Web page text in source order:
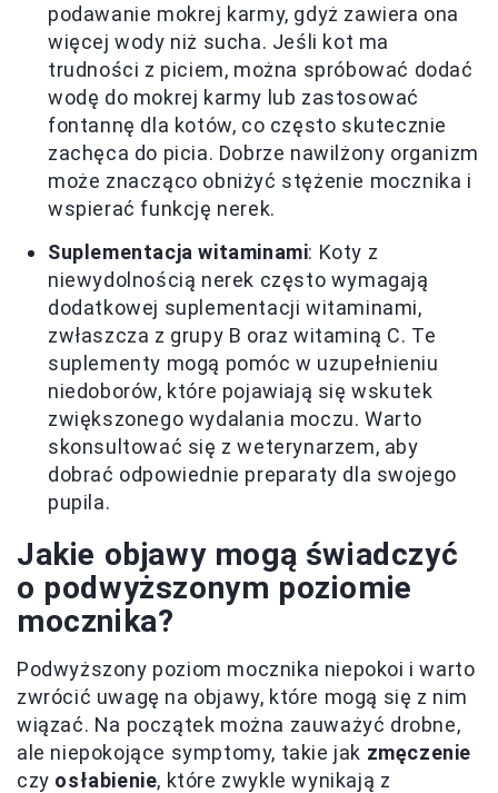
podawanie mokrej karmy, gdyż zawiera ona
więcej wody niż sucha. Jeśli kot ma
trudności z piciem, można spróbować dodać
wodę do mokrej karmy lub zastosować
fontannę dla kotów, co często skutecznie
zachęca do picia. Dobrze nawilżony organizm
może znacząco obniżyć stężenie mocznika i
wspierać funkcję nerek.
Suplementacja witaminami: Koty z
niewydolnością nerek często wymagają
dodatkowej suplementacji witaminami,
zwłaszcza z grupy B oraz witaminą C. Te
suplementy mogą pomóc w uzupełnieniu
niedoborów, które pojawiają się wskutek
zwiększonego wydalania moczu. Warto
skonsultować się z weterynarzem, aby
dobrać odpowiednie preparaty dla swojego
pupila.
Jakie objawy mogą świadczyć
o podwyższonym poziomie
mocznika?
Podwyższony poziom mocznika niepokoi i warto
zwrócić uwagę na objawy, które mogą się z nim
wiązać. Na początek można zauważyć drobne,
ale niepokojące symptomy, takie jak zmęczenie
czy osłabienie, które zwykle wynikają z